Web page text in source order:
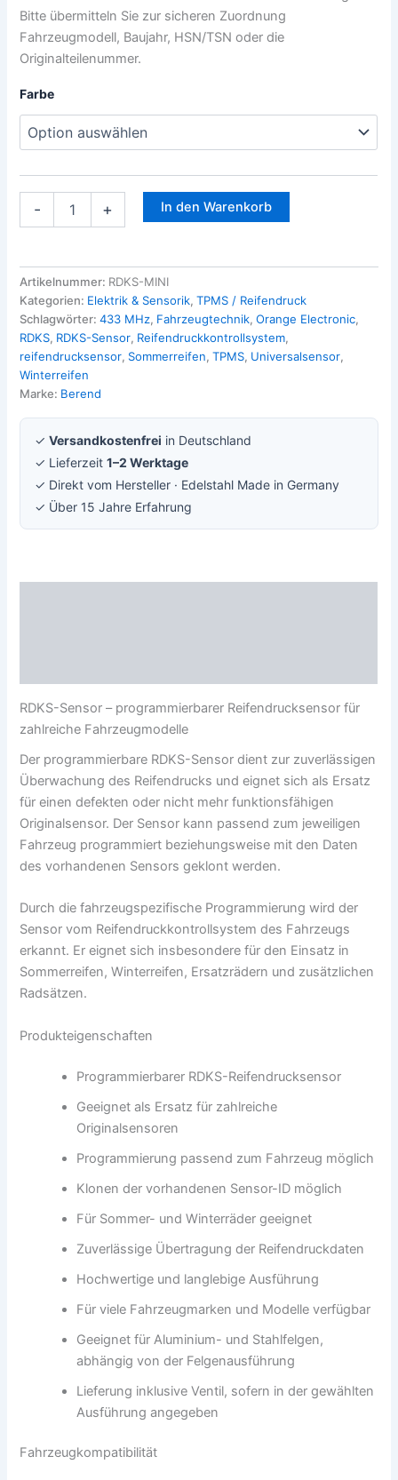
Bitte übermitteln Sie zur sicheren Zuordnung
Fahrzeugmodell, Baujahr, HSN/TSN oder die
Originalteilenummer.
Farbe
- + In den Warenkorb
Artikelnummer: RDKS-MINI
Kategorien: Elektrik & Sensorik,TPMS / Reifendruck
Schlagwörter:433 MHz, Fahrzeugtechnik,Orange Electronic,
RDKS, RDKS-Sensor, Reifendruckkontrollsystem,
reifendrucksensor, Sommerreifen,TPMS, Universalsensor,
Winterreifen
Marke: Berend
✓Versandkostenfrei in Deutschland
✓ Lieferzeit1–2 Werktage
✓ Direkt vom Hersteller · Edelstahl Made in Germany
✓ Über 15 Jahre Erfahrung
RDKS-Sensor – programmierbarer Reifendrucksensor für
zahlreiche Fahrzeugmodelle
Der programmierbare RDKS-Sensor dient zur zuverlässigen
Überwachung des Reifendrucks und eignet sich als Ersatz
für einen defekten oder nicht mehr funktionsfähigen
Originalsensor. Der Sensor kann passend zum jeweiligen
Fahrzeug programmiert beziehungsweise mit den Daten
des vorhandenen Sensors geklont werden.
Durch die fahrzeugspezifische Programmierung wird der
Sensor vom Reifendruckkontrollsystem des Fahrzeugs
erkannt. Er eignet sich insbesondere für den Einsatz in
Sommerreifen, Winterreifen, Ersatzrädern und zusätzlichen
Radsätzen.
Produkteigenschaften
Programmierbarer RDKS-Reifendrucksensor
Geeignet als Ersatz für zahlreiche
Originalsensoren
Programmierung passend zum Fahrzeug möglich
Klonen der vorhandenen Sensor-ID möglich
Für Sommer- und Winterräder geeignet
Zuverlässige Übertragung der Reifendruckdaten
Hochwertige und langlebige Ausführung
Für viele Fahrzeugmarken und Modelle verfügbar
Geeignet für Aluminium- und Stahlfelgen,
abhängig von der Felgenausführung
Lieferung inklusive Ventil, sofern in der gewählten
Ausführung angegeben
Fahrzeugkompatibilität